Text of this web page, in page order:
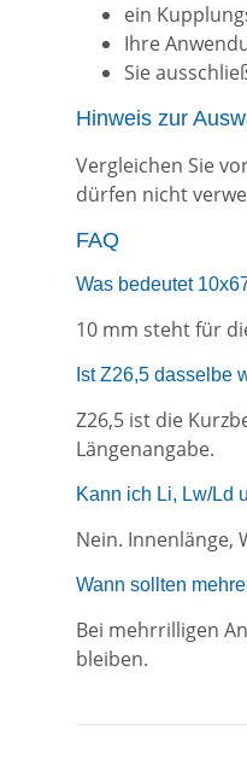
ein
Ihre
Sie
Hinweis zur
Vergleichen Sie
dürfen nicht
FAQ
Was bedeutet
10 mm steht für
Ist Z26,5 dasselbe
Z26,5 ist die
Längenangabe.
Kann ich Li, Lw/Ld
Nein. Innenlänge,
Wann sollten
Bei mehrrilligen
bleiben.